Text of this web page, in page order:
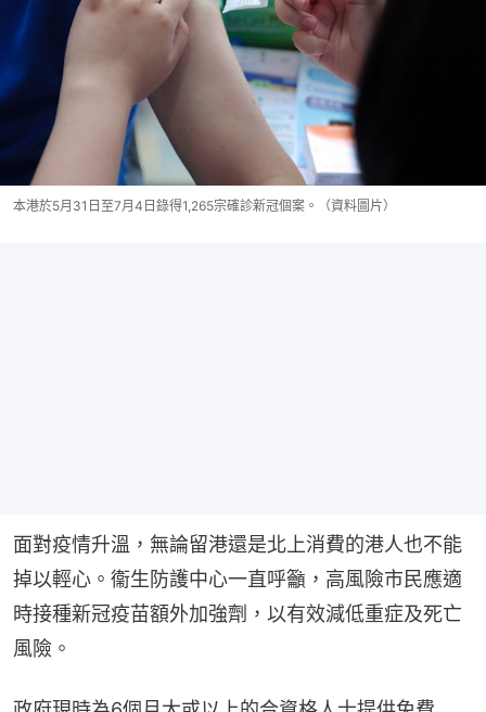
本港於5月31日至7月4日錄得1,265宗確診新冠個案。（資料圖片）
面對疫情升溫，無論留港還是北上消費的港人也不能
掉以輕心。衞生防護中心一直呼籲，高風險市民應適
時接種新冠疫苗額外加強劑，以有效減低重症及死亡
風險。